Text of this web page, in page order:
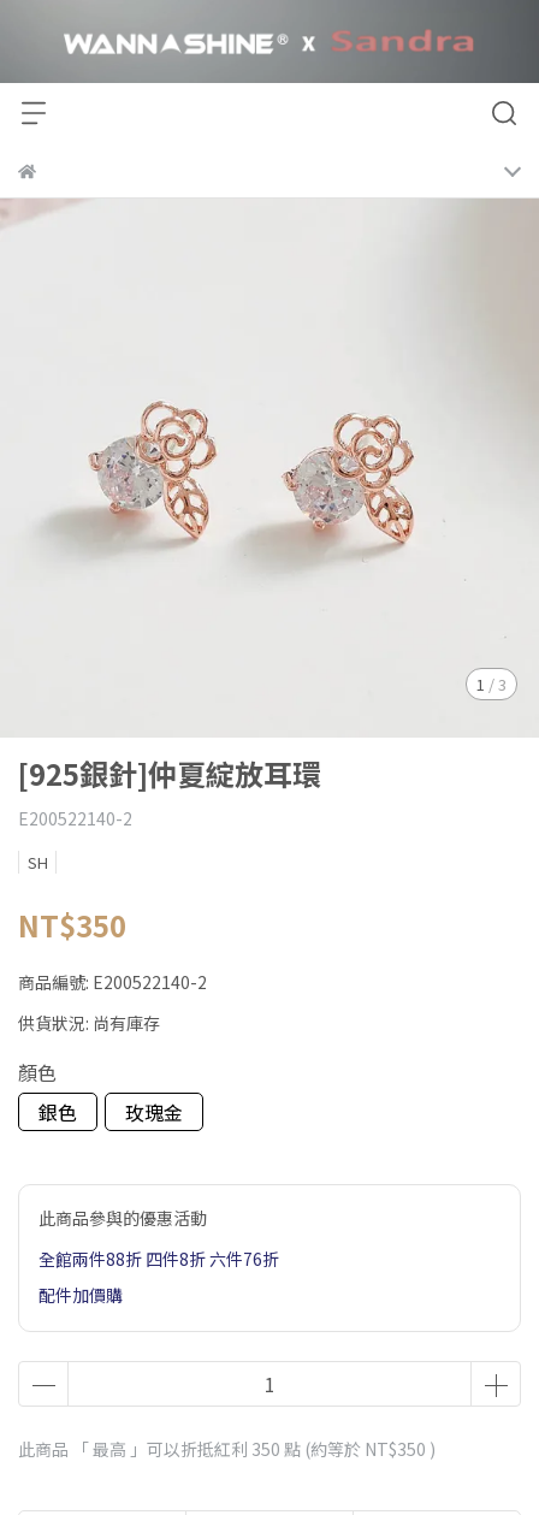
1 /3
[925銀針]仲夏綻放耳環
E200522140-2
SH
NT$350
商品編號: E200522140-2
供貨狀況: 尚有庫存
顏色
銀色
玫瑰金
此商品參與的優惠活動
全館兩件88折 四件8折 六件76折
配件加價購
此商品 「 最高 」可以折抵紅利 350 點 (約等於 NT$350 )